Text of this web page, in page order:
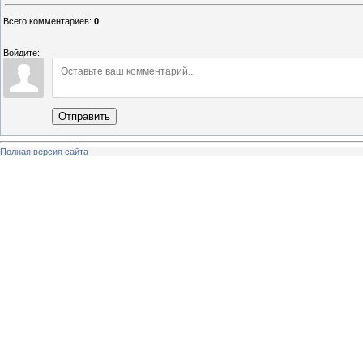
Всего комментариев: 0
Войдите:
Отправить
Полная версия сайта